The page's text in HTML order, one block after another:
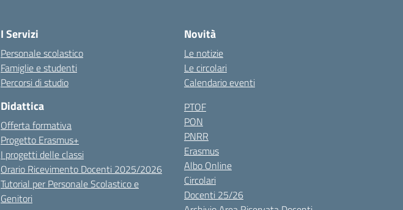
I Servizi
Personale scolastico
Famiglie e studenti
Percorsi di studio
Didattica
Offerta formativa
Progetto Erasmus+
I progetti delle classi
Orario Ricevimento Docenti 2025/2026
Tutorial per Personale Scolastico e
Genitori
Novità
Le notizie
Le circolari
Calendario eventi
PTOF
PON
PNRR
Erasmus
Albo Online
Circolari
Docenti 25/26